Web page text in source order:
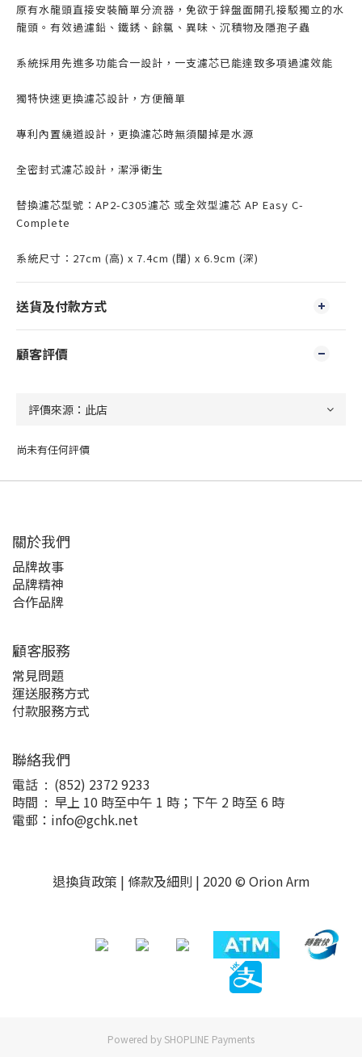
原有水龍頭直接安裝簡單分流器，免欲于鋅盤面開孔接駁獨立的水
龍頭。有效過濾鉛、鐵銹、餘氯、異味、沉積物及隱孢子蟲
系統採用先進多功能合一設計，一支濾芯已能達致多項過濾效能
獨特快速更換濾芯設計，方便簡單
專利內置繞道設計，更換濾芯時無須關掉是水源
全密封式濾芯設計，潔淨衛生
替換濾芯型號：AP2-C305濾芯 或全效型濾芯 AP Easy C-
Complete
系統尺寸：27cm (高) x 7.4cm (闊) x 6.9cm (深)
送貨及付款方式
顧客評價
尚未有任何評價
關於我們
品牌故事
品牌精神
合作品牌
顧客服務
常見問題
運送服務方式
付款服務方式
聯絡我們
電話 : (852) 2372 9233
時間 : 早上 10 時至中午 1 時；下午 2 時至 6 時
電郵：info@gchk.net
退換貨政策 | 條款及細則 | 2020 © Orion Arm
Powered by SHOPLINE Payments